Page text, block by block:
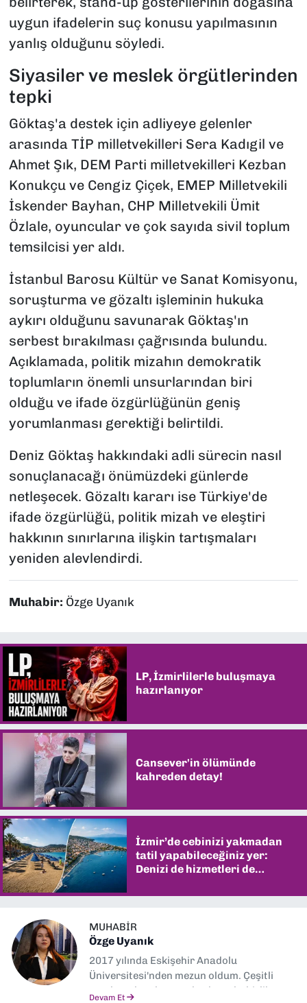
uygun ifadelerin suç konusu yapılmasının
yanlış olduğunu söyledi.
Siyasiler ve meslek örgütlerinden
tepki
Göktaş'a destek için adliyeye gelenler
arasında TİP milletvekilleri Sera Kadıgil ve
Ahmet Şık, DEM Parti milletvekilleri Kezban
Konukçu ve Cengiz Çiçek, EMEP Milletvekili
İskender Bayhan, CHP Milletvekili Ümit
Özlale, oyuncular ve çok sayıda sivil toplum
temsilcisi yer aldı.
İstanbul Barosu Kültür ve Sanat Komisyonu,
soruşturma ve gözaltı işleminin hukuka
aykırı olduğunu savunarak Göktaş'ın
serbest bırakılması çağrısında bulundu.
Açıklamada, politik mizahın demokratik
toplumların önemli unsurlarından biri
olduğu ve ifade özgürlüğünün geniş
yorumlanması gerektiği belirtildi.
Deniz Göktaş hakkındaki adli sürecin nasıl
sonuçlanacağı önümüzdeki günlerde
netleşecek. Gözaltı kararı ise Türkiye'de
ifade özgürlüğü, politik mizah ve eleştiri
hakkının sınırlarına ilişkin tartışmaları
yeniden alevlendirdi.
Muhabir: Özge Uyanık
LP, İzmirlilerle buluşmaya
hazırlanıyor
Cansever'in ölümünde
kahreden detay!
İzmir’de cebinizi yakmadan
tatil yapabileceğiniz yer:
Denizi de hizmetleri de
MUHABIR
Özge Uyanık
2017 yılında Eskişehir Anadolu
Üniversitesi'nden mezun oldum. Çeşitli
yerel ve ulusal gazetelerde muhabirlik
Devam Et